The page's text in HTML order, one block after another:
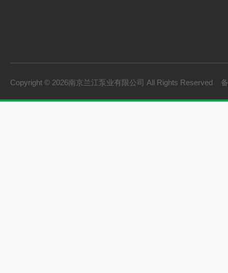
Copyright © 2026南京兰江泵业有限公司 All Rights Reserved